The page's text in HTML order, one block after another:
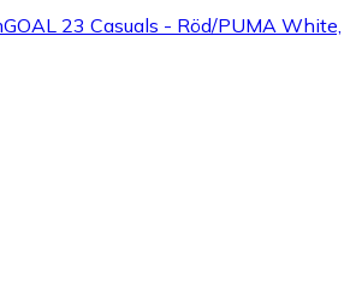
23 Casuals - Röd/PUMA White,